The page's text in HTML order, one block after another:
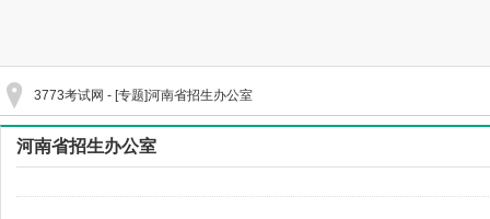
3773考试网 - [专题]河南省招生办公室
河南省招生办公室